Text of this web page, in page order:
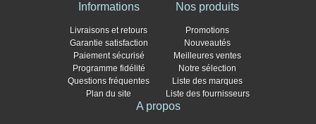
Informations
Livraisons et retours
Garantie satisfaction
Paiement sécurisé
Programme fidélité
Questions fréquentes
Plan du site
Nos produits
Promotions
Nouveautés
Meilleures ventes
Notre sélection
Liste des marques
Liste des fournisseurs
A propos